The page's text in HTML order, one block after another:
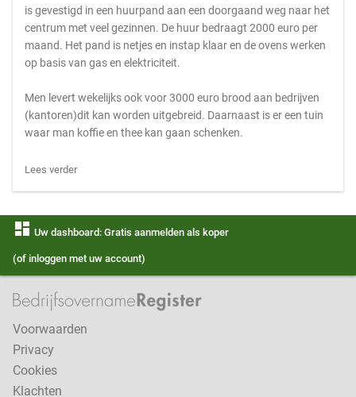
is gevestigd in een huurpand aan een doorgaand weg naar het
centrum met veel gezinnen. De huur bedraagt 2000 euro per
maand. Het pand is netjes en instap klaar en de ovens werken
op basis van gas en elektriciteit.
Men levert wekelijks ook voor 3000 euro brood aan bedrijven
(kantoren)dit kan worden uitgebreid. Daarnaast is er een tuin
waar man koffie en thee kan gaan schenken.
Lees verder
dashboard Uw dashboard: Gratis aanmelden als koper
(of inloggen met uw account)
Voorwaarden
Privacy
Cookies
Klachten